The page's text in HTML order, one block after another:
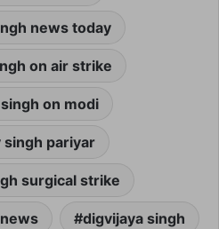
news today
on air strike
on modi
singh pariyar
surgical strike
digvijaya singh